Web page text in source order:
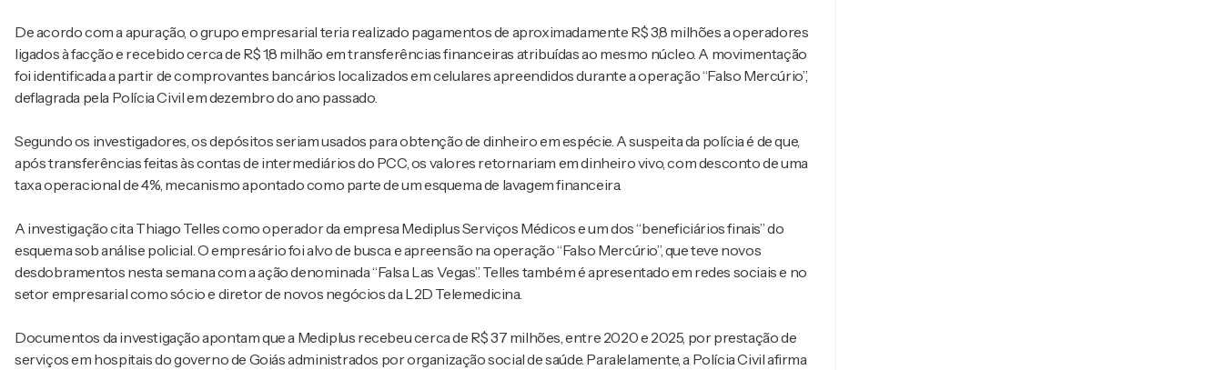
De acordo com a apuração, o grupo empresarial teria realizado pagamentos de aproximadamente R$ 3,8 milhões a operadores
ligados à facção e recebido cerca de R$ 1,8 milhão em transferências financeiras atribuídas ao mesmo núcleo. A movimentação
foi identificada a partir de comprovantes bancários localizados em celulares apreendidos durante a operação “Falso Mercúrio”,
deflagrada pela Polícia Civil em dezembro do ano passado.
Segundo os investigadores, os depósitos seriam usados para obtenção de dinheiro em espécie. A suspeita da polícia é de que,
após transferências feitas às contas de intermediários do PCC, os valores retornariam em dinheiro vivo, com desconto de uma
taxa operacional de 4%, mecanismo apontado como parte de um esquema de lavagem financeira.
A investigação cita Thiago Telles como operador da empresa Mediplus Serviços Médicos e um dos “beneficiários finais” do
esquema sob análise policial. O empresário foi alvo de busca e apreensão na operação “Falso Mercúrio”, que teve novos
desdobramentos nesta semana com a ação denominada “Falsa Las Vegas”. Telles também é apresentado em redes sociais e no
setor empresarial como sócio e diretor de novos negócios da L2D Telemedicina.
Documentos da investigação apontam que a Mediplus recebeu cerca de R$ 37 milhões, entre 2020 e 2025, por prestação de
serviços em hospitais do governo de Goiás administrados por organização social de saúde. Paralelamente, a Polícia Civil afirma